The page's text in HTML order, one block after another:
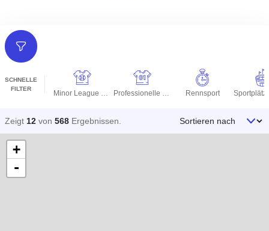
SCHNELLE
FILTER
Minor League Mannschaften Professionelle Teams Rennsport
Filter
Zeigt 12 von 568 Ergebnissen Sortieren nach
+
-